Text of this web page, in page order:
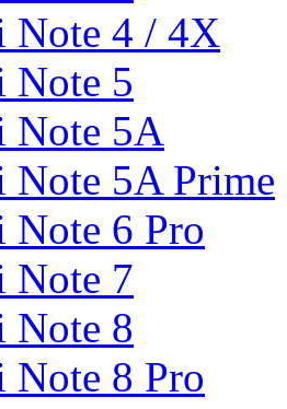
Note 4 / 4X
Note 5
Note 5A
Note 5A Prime
Note 6 Pro
Note 7
Note 8
Note 8 Pro